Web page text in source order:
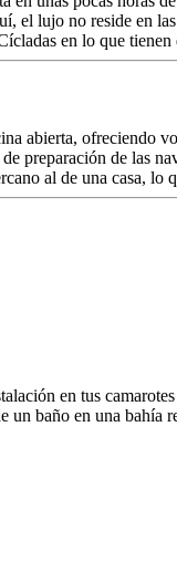
el lujo no reside en
en lo que tienen
abierta, ofreciendo
preparación de las
al de una casa, lo
en tus
baño en una bahía